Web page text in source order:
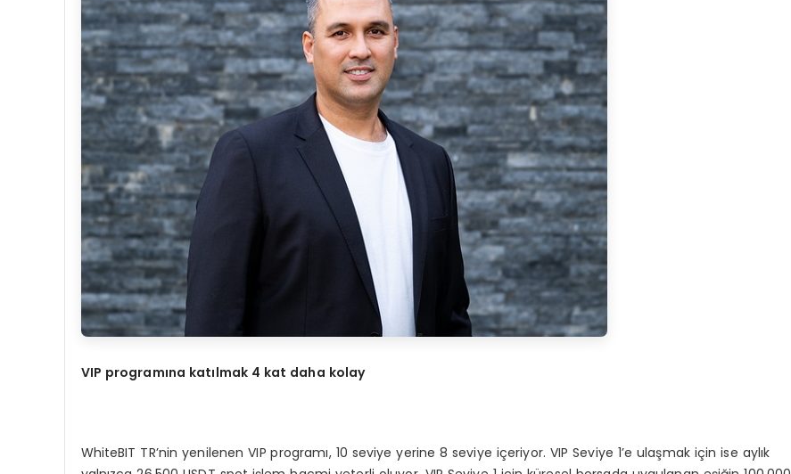
VIP programına katılmak 4 kat daha kolay
WhiteBIT TR’nin yenilenen VIP programı, 10 seviye yerine 8 seviye içeriyor. VIP Seviye 1’e ulaşmak için ise aylık